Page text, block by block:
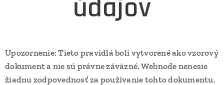
údajov
Upozornenie: Tieto pravidlá boli vytvorené ako vzorový
dokument a nie sú právne záväzné. Webnode nenesie
žiadnu zodpovednosť za používanie tohto dokumentu.